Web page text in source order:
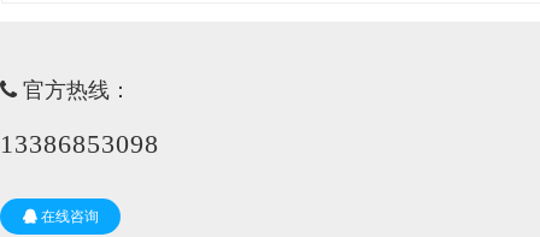
官方热线：
13386853098
在线咨询